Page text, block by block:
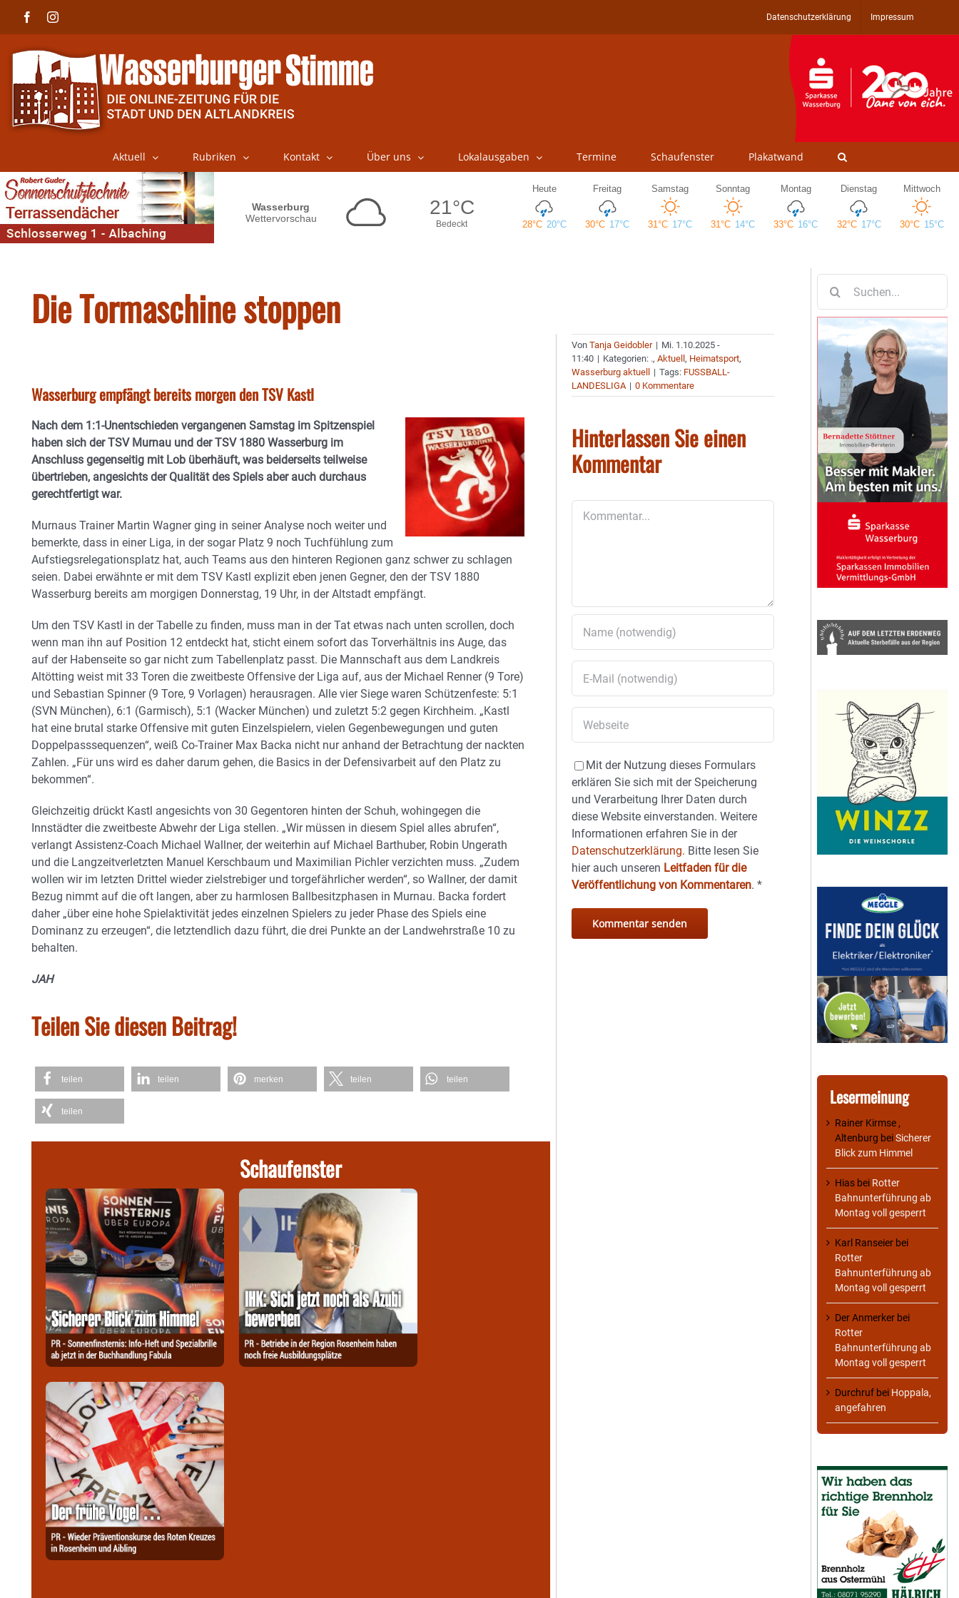
FacebookInstagram Datenschutzerklärung Impressum
Aktuell Rubriken Kontakt Über uns Lokalausgaben Termine Schaufenster Plakatwand
Die Tormaschine stoppen
Wasserburg empfängt bereits morgen den TSV Kastl
Nach dem 1:1-Unentschieden vergangenen Samstag im Spitzenspiel
haben sich der TSV Murnau und der TSV 1880 Wasserburg im
Anschluss gegenseitig mit Lob überhäuft, was beiderseits teilweise
übertrieben, angesichts der Qualität des Spiels aber auch durchaus
gerechtfertigt war.
Murnaus Trainer Martin Wagner ging in seiner Analyse noch weiter und
bemerkte, dass in einer Liga, in der sogar Platz 9 noch Tuchfühlung zum
Aufstiegsrelegationsplatz hat, auch Teams aus den hinteren Regionen ganz schwer zu schlagen
seien. Dabei erwähnte er mit dem TSV Kastl explizit eben jenen Gegner, den der TSV 1880
Wasserburg bereits am morgigen Donnerstag, 19 Uhr, in der Altstadt empfängt.
Um den TSV Kastl in der Tabelle zu finden, muss man in der Tat etwas nach unten scrollen, doch
wenn man ihn auf Position 12 entdeckt hat, sticht einem sofort das Torverhältnis ins Auge, das
auf der Habenseite so gar nicht zum Tabellenplatz passt. Die Mannschaft aus dem Landkreis
Altötting weist mit 33 Toren die zweitbeste Offensive der Liga auf, aus der Michael Renner (9 Tore)
und Sebastian Spinner (9 Tore, 9 Vorlagen) herausragen. Alle vier Siege waren Schützenfeste: 5:1
(SVN München), 6:1 (Garmisch), 5:1 (Wacker München) und zuletzt 5:2 gegen Kirchheim. „Kastl
hat eine brutal starke Offensive mit guten Einzelspielern, vielen Gegenbewegungen und guten
Doppelpasssequenzen“, weiß Co-Trainer Max Backa nicht nur anhand der Betrachtung der nackten
Zahlen. „Für uns wird es daher darum gehen, die Basics in der Defensivarbeit auf den Platz zu
bekommen“.
Gleichzeitig drückt Kastl angesichts von 30 Gegentoren hinten der Schuh, wohingegen die
Innstädter die zweitbeste Abwehr der Liga stellen. „Wir müssen in diesem Spiel alles abrufen“,
verlangt Assistenz-Coach Michael Wallner, der weiterhin auf Michael Barthuber, Robin Ungerath
und die Langzeitverletzten Manuel Kerschbaum und Maximilian Pichler verzichten muss. „Zudem
wollen wir im letzten Drittel wieder zielstrebiger und torgefährlicher werden“, so Wallner, der damit
Bezug nimmt auf die oft langen, aber zu harmlosen Ballbesitzphasen in Murnau. Backa fordert
daher „über eine hohe Spielaktivität jedes einzelnen Spielers zu jeder Phase des Spiels eine
Dominanz zu erzeugen“, die letztendlich dazu führt, die drei Punkte an der Landwehrstraße 10 zu
behalten.
JAH
Teilen Sie diesen Beitrag!
teilen teilen merken teilen teilen
teilen
Schaufenster
VonTanja Geidobler | Mi. 1.10.2025 -
11:40 | Kategorien: .,Aktuell, Heimatsport,
Wasserburg aktuell
| Tags: FUSSBALL-
LANDESLIGA | 0 Kommentare
Hinterlassen Sie einen
Kommentar
Mit der Nutzung dieses Formulars
erklären Sie sich mit der Speicherung
und Verarbeitung Ihrer Daten durch
diese Website einverstanden. Weitere
Informationen erfahren Sie in der
Datenschutzerklärung. Bitte lesen Sie
hier auch unseren Leitfaden für die
Veröffentlichung von Kommentaren.*
nach:
Lesermeinung
Rainer Kirmse ,
Altenburg beiSicherer
Blick zum Himmel
Hias bei Rotter
Bahnunterführung ab
Montag voll gesperrt
Karl Ranseier bei
Rotter
Bahnunterführung ab
Montag voll gesperrt
Der Anmerker bei
Rotter
Bahnunterführung ab
Montag voll gesperrt
Durchruf bei Hoppala,
angefahren